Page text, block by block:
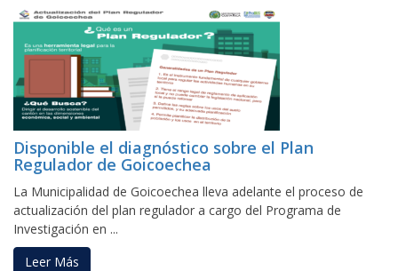
Disponible el diagnóstico sobre el Plan
Regulador de Goicoechea
La Municipalidad de Goicoechea lleva adelante el proceso de
actualización del plan regulador a cargo del Programa de
Investigación en ...
Leer Más